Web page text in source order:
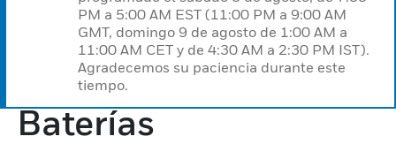
PM a 5:00 AM EST (11:00 PM a 9:00 AM
GMT, domingo 9 de agosto de 1:00 AM a
11:00 AM CET y de 4:30 AM a 2:30 PM IST).
Agradecemos su paciencia durante este
tiempo.
Baterías